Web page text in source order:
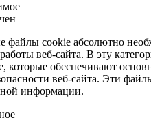
файлы cookie абсолютно
веб-сайта. В эту
которые обеспечивают
веб-сайта. Эти
информации.